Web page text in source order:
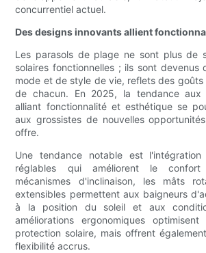
concurrentiel actuel.
Des designs innovants allient
Les parasols de plage ne sont plus de
solaires fonctionnelles ; ils sont devenus
mode et de style de vie, reflets des
de chacun. En 2025, la tendance aux
alliant fonctionnalité et esthétique se
aux grossistes de nouvelles
offre.
Une tendance notable est l'intégration
réglables qui améliorent le confort
mécanismes d'inclinaison, les mâts
extensibles permettent aux baigneurs
à la position du soleil et aux
améliorations ergonomiques
protection solaire, mais offrent
flexibilité accrus.